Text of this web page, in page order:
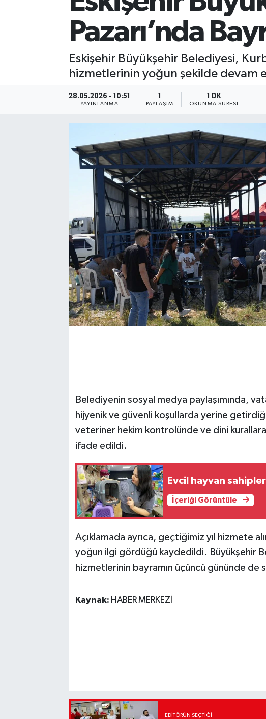
Pazarı’nda
Eskişehir Büyükşehir Belediyesi,
hizmetlerinin yoğun şekilde devam
28.05.2026 - 10:51
YAYINLANMA PAYLAŞIM
1 DK
OKUNMA SÜRESI
Belediyenin sosyal medya paylaşımında,
hijyenik ve güvenli koşullarda yerine
veteriner hekim kontrolünde ve dini
ifade edildi.
Evcil hayvan
İçeriği Görüntüle
Açıklamada ayrıca, geçtiğimiz yıl hizmete
yoğun ilgi gördüğü kaydedildi. Büyükşehir
hizmetlerinin bayramın üçüncü gününde de
Kaynak: HABER MERKEZİ
EDITÖRÜN SEÇTIĞI